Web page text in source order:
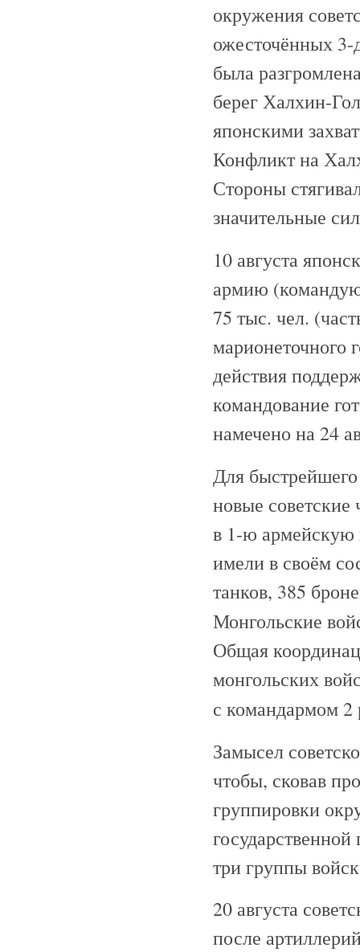
окружения
ожесточённых 3-
была
берег Халхин-
японскими
Конфликт на
Стороны
значительные
10 августа
армию
75 тыс. чел.
марионеточного
действия
командование
намечено на 24
Для
новые советские
в 1-ю
имели в своём
танков, 385
Монгольские
Общая
монгольских
с командармом 2
Замысел
чтобы, сковав
группировки
три группы
20 августа
после